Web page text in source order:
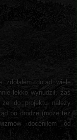
dotąd wiele
lekko wynudził, zaś
że do projektu należy
po drodze (może też
doceniłem od